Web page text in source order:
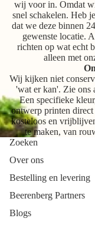
wij voor in. Omdat
snel schakelen. Heb
dat we deze binnen
gewenste locatie.
richten op wat echt
alleen met
Wij kijken niet
'wat er kan'. Zie ons
Een specifieke
ontwerp printen
kosteloos en
te maken, van
Zoeken
Over ons
Bestelling en levering
Beerenberg Partners
Blogs